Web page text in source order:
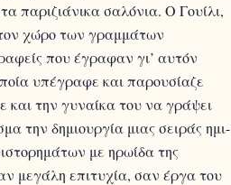
παριζιάνικα σαλόνια. Ο Γουίλι,
χώρο των γραμμάτων
που έγραφαν γι’ αυτόν
υπέγραφε και παρουσίαζε
και την γυναίκα του να γράψει
την δημιουργία μιας σειράς ημι-
με ηρωίδα της
μεγάλη επιτυχία, σαν έργα του